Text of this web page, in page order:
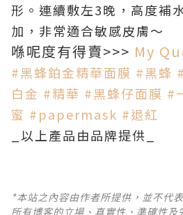
形。連續敷左3晚，高度補
加，非常適合敏感皮膚～
喺呢度有得賣>>> My
#黑蜂鉑金精華面膜 #黑蜂 #
白金 #精華 #黑蜂仔面膜 #
蜜 #papermask #退紅
_以上產品由品牌提供_
*本站之內容由作者所提供，並不代
所有博客的立場、真實性、準確性